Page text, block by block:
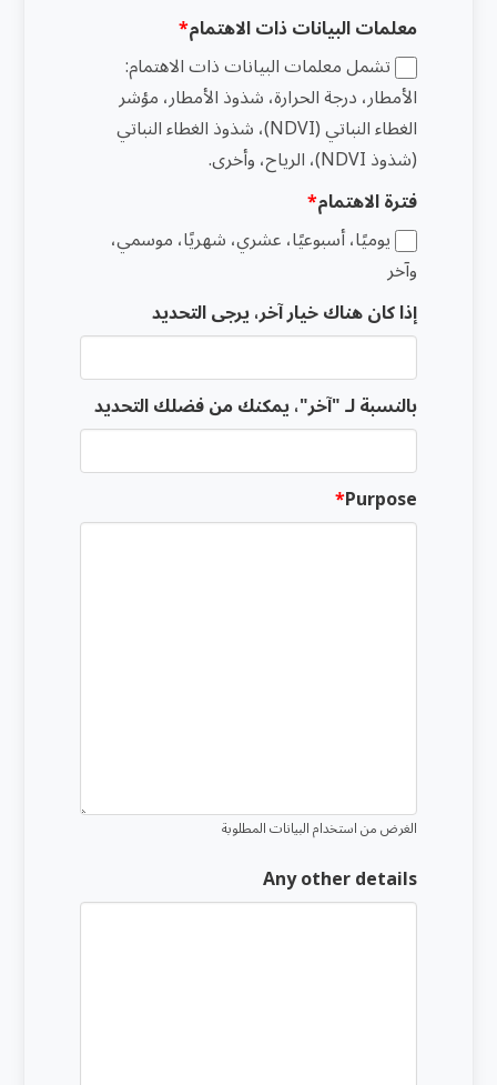
معلمات البيانات ذات الاهتمام
تشمل معلمات البيانات ذات الاهتمام:
الأمطار، درجة الحرارة، شذوذ الأمطار، مؤشر
الغطاء النباتي (NDVI)، شذوذ الغطاء النباتي
(شذوذ NDVI)، الرياح، وأخرى.
فترة الاهتمام
يوميًا، أسبوعيًا، عشري، شهريًا، موسمي،
وآخر
إذا كان هناك خيار آخر، يرجى التحديد
بالنسبة لـ "آخر"، يمكنك من فضلك التحديد
Purpose
الغرض من استخدام البيانات المطلوبة
Any other details